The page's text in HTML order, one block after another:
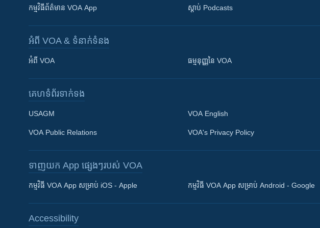
Khmer English
កម្មវិធី​ព័ត៌មាន VOA App ស្តាប់ Podcasts
អំពី​ VOA & ទំនាក់ទំនង
អំពី​ VOA ធម្មនុញ្ញ​នៃ VOA
គេហទំព័រ​​ទាក់ទង
USAGM
VOA Public Relations
VOA English
VOA's Privacy Policy
ទាញយក​ App ផ្សេងៗ​របស់​ VOA
កម្មវិធី​ VOA App សម្រាប់ iOS - Apple កម្មវិធី​ VOA App សម្រាប់ Android - Google
Accessibility